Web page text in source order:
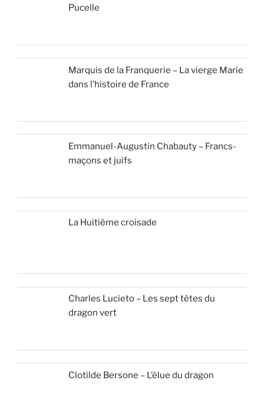
Pucelle
Marquis de la Franquerie – La vierge Marie
dans l’histoire de France
Emmanuel-Augustin Chabauty – Francs-
maçons et juifs
La Huitième croisade
Charles Lucieto – Les sept têtes du
dragon vert
Clotilde Bersone – L’élue du dragon